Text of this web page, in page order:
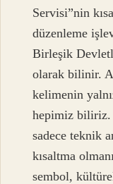
Servisi”nin
düzenleme
Birleşik
olarak bilinir.
kelimenin
hepimiz biliriz.
sadece teknik
kısaltma
sembol,